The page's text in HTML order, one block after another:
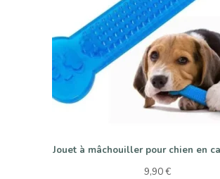
Jouet à mâchouiller pour chien en
9,90€